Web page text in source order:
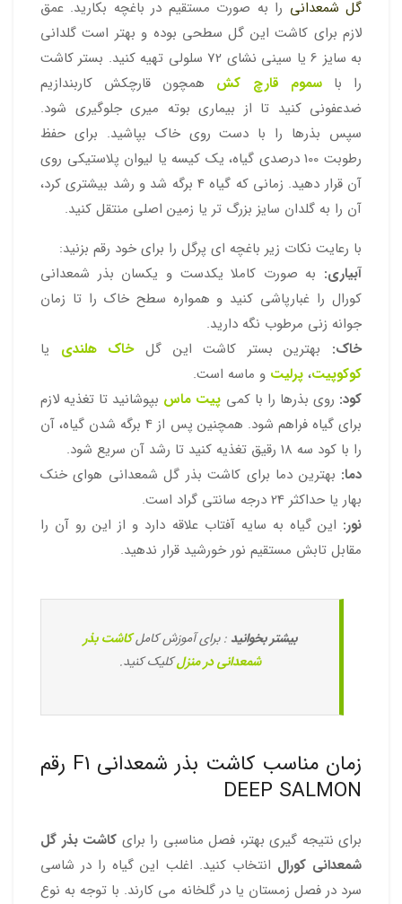
گل شمعدانی را به صورت مستقیم در باغچه بکارید. عمق
لازم برای کاشت این گل سطحی بوده و بهتر است گلدانی
به سایز 6 یا سینی نشای 72 سلولی تهیه کنید. بستر کاشت
را باسموم قارچ کش همچون قارچکش کاربندازیم
ضدعفونی کنید تا از بیماری بوته میری جلوگیری شود.
سپس بذرها را با دست روی خاک بپاشید. برای حفظ
رطوبت 100 درصدی گیاه، یک کیسه یا لیوان پلاستیکی روی
آن قرار دهید. زمانی که گیاه 4 برگه شد و رشد بیشتری کرد،
آن را به گلدان سایز بزرگ تر یا زمین اصلی منتقل کنید.
با رعایت نکات زیر باغچه ای پرگل را برای خود رقم بزنید:
آبیاری: به صورت کاملا یکدست و یکسان بذر شمعدانی
کورال را غبارپاشی کنید و همواره سطح خاک را تا زمان
جوانه زنی مرطوب نگه دارید.
خاک: بهترین بستر کاشت این گلخاک هلندی یا
کوکوپیت، پرلیت و ماسه است.
کود: روی بذرها را با کمی پیت ماس بپوشانید تا تغذیه لازم
برای گیاه فراهم شود. همچنین پس از 4 برگه شدن گیاه، آن
را با کود سه 18 رقیق تغذیه کنید تا رشد آن سریع شود.
دما: بهترین دما برای کاشت بذر گل شمعدانی هوای خنک
بهار یا حداکثر 24 درجه سانتی گراد است.
نور: این گیاه به سایه آفتاب علاقه دارد و از این رو آن را
مقابل تابش مستقیم نور خورشید قرار ندهید.
بیشتر بخوانید: برای آموزش کاملکاشت بذر
شمعدانی در منزلکلیک کنید.
زمان مناسب کاشت بذر شمعدانی F1 رقم
DEEP SALMON
برای نتیجه گیری بهتر، فصل مناسبی را برای کاشت بذر گل
شمعدانی کورال انتخاب کنید. اغلب این گیاه را در شاسی
سرد در فصل زمستان یا در گلخانه می کارند. با توجه به نوع